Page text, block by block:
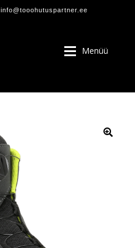
info@tooohutuspartner.ee
Menüü